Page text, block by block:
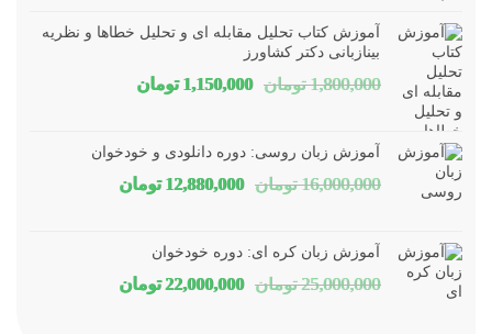
بود.
است.
آموزش کتاب تحلیل مقابله ای و تحلیل خطاها و نظریه
بینازبانی دکتر کشاورز
1,800,000 تومان قیمت
بود.
1,150,000 تومانقیمت
است.
آموزش زبان روسی: دوره دانلودی و خودخوان
16,000,000 تومان قیمت
بود.
12,880,000 تومانقیمت
آموزش زبان کره ای: دوره خودخوان
25,000,000 تومان قیمت
22,000,000 تومانقیمت